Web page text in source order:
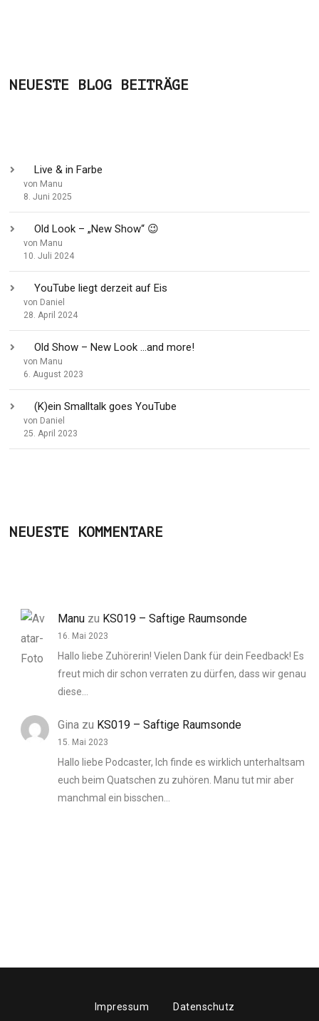
NEUESTE BLOG BEITRÄGE
Live & in Farbe
von Manu
8. Juni 2025
Old Look – „New Show“ 😉
von Manu
10. Juli 2024
YouTube liegt derzeit auf Eis
von Daniel
28. April 2024
Old Show – New Look …and more!
von Manu
6. August 2023
(K)ein Smalltalk goes YouTube
von Daniel
25. April 2023
NEUESTE KOMMENTARE
Manu zu KS019 – Saftige Raumsonde
16. Mai 2023
Hallo liebe Zuhörerin! Vielen Dank für dein Feedback! Es
freut mich dir schon verraten zu dürfen, dass wir genau
diese…
Gina zu KS019 – Saftige Raumsonde
15. Mai 2023
Hallo liebe Podcaster, Ich finde es wirklich unterhaltsam
euch beim Quatschen zu zuhören. Manu tut mir aber
manchmal ein bisschen…
Impressum Datenschutz